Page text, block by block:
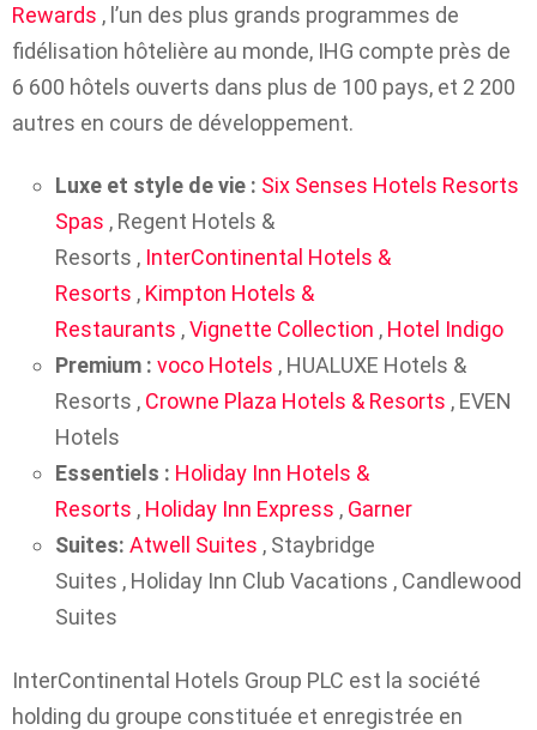
Rewards , l’un des plus grands programmes de
fidélisation hôtelière au monde, IHG compte près de
6 600 hôtels ouverts dans plus de 100 pays, et 2 200
autres en cours de développement.
Luxe et style de vie : Six Senses Hotels Resorts
Spas , Regent Hotels &
Resorts , InterContinental Hotels &
Resorts , Kimpton Hotels &
Restaurants ,Vignette Collection , Hotel Indigo
Premium : voco Hotels , HUALUXE Hotels &
Resorts , Crowne Plaza Hotels & Resorts , EVEN
Hotels
Essentiels : Holiday Inn Hotels &
Resorts , Holiday Inn Express , Garner
Suites: Atwell Suites , Staybridge
Suites , Holiday Inn Club Vacations , Candlewood
Suites
InterContinental Hotels Group PLC est la société
holding du groupe constituée et enregistrée en